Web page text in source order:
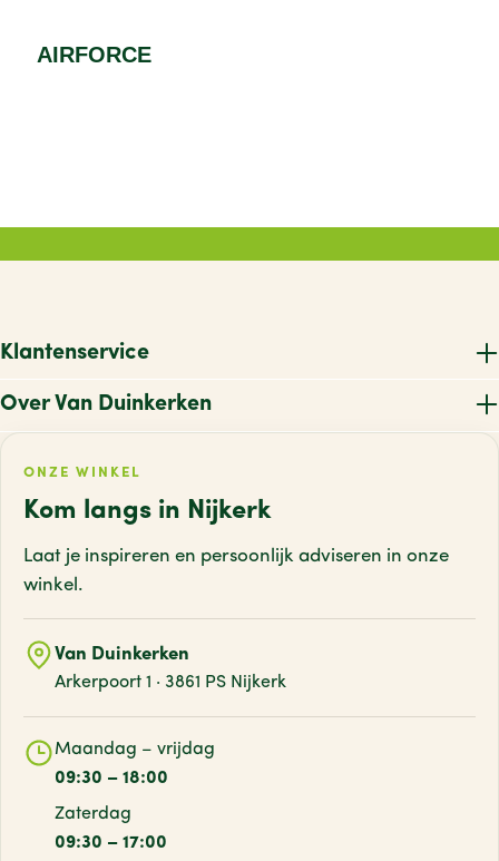
AIRFORCE
Klantenservice
Over Van Duinkerken
ONZE WINKEL
Kom langs in Nijkerk
Laat je inspireren en persoonlijk adviseren in onze
winkel.
Van Duinkerken
Arkerpoort 1 · 3861 PS Nijkerk
Maandag – vrijdag
09:30 – 18:00
Zaterdag
09:30 – 17:00